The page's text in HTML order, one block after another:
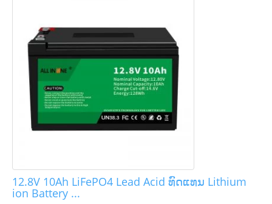
12.8V 10Ah LiFePO4 Lead Acid ທົດແທນ Lithium
ion Battery ...